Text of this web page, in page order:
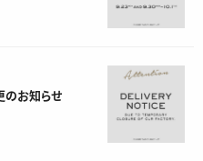
のお知らせ